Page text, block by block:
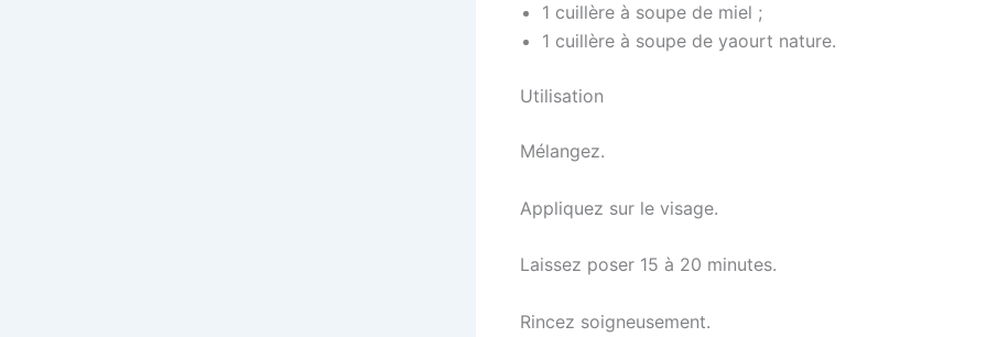
1 cuillère à soupe de miel ;
1 cuillère à soupe de yaourt nature.
Utilisation
Mélangez.
Appliquez sur le visage.
Laissez poser 15 à 20 minutes.
Rincez soigneusement.